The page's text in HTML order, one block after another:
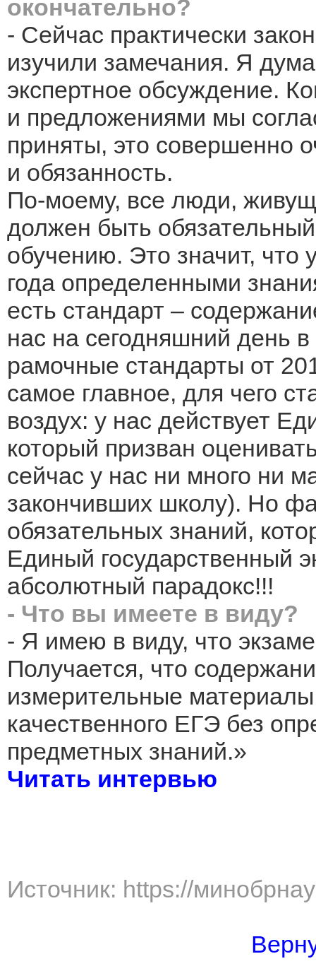
окончательно?
- Сейчас практически
изучили замечания. Я
экспертное обсуждение.
и предложениями мы
приняты, это совершенно
и обязанность.
По-моему, все люди,
должен быть
обучению. Это значит, что
года определенными
есть стандарт –
нас на сегодняшний день
рамочные стандарты от
самое главное, для чего
воздух: у нас действует
который призван
сейчас у нас ни много ни
закончивших школу). Но
обязательных знаний,
Единый государственный
абсолютный парадокс!!!
- Что вы имеете в виду?
- Я имею в виду, что
Получается, что
измерительные
качественного ЕГЭ без
предметных знаний.»
Читать интервью
Источник: https://